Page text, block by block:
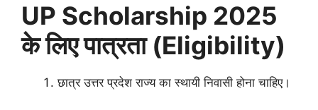
UP Scholarship 2025
के लिए पात्रता (Eligibility)
छात्र उत्तर प्रदेश राज्य का स्थायी निवासी होना चाहिए।